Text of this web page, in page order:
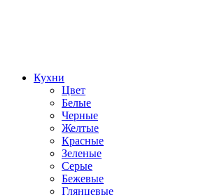
Кухни
Цвет
Белые
Черные
Желтые
Красные
Зеленые
Серые
Бежевые
Глянцевые